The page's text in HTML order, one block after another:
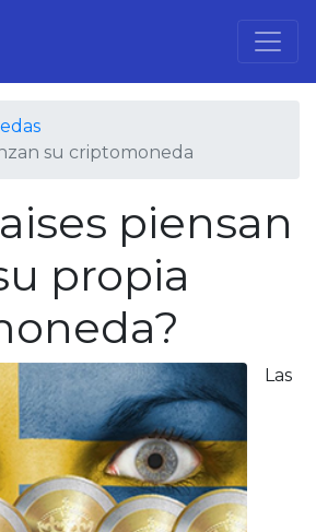
su criptomoneda
piensan
propia
Las